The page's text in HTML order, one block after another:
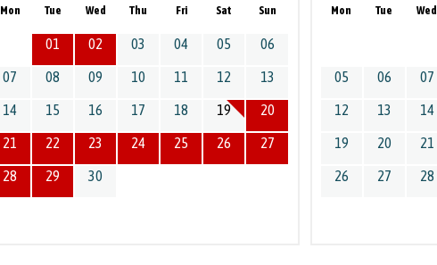
Mon Tue Wed Thu Fri Sat Sun
01 02 03 04 05 06
07 08 09 10 11 12 13
14 15 16 17 18 19 20
21 22 23 24 25 26 27
28 29 30
Mon Tue Wed
05 06 07
12 13 14
19 20 21
26 27 28